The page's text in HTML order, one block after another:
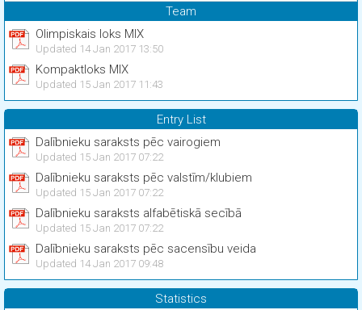
Team
Olimpiskais loks MIX
Updated 14 Jan 2017 13:50
Kompaktloks MIX
Updated 15 Jan 2017 11:43
Entry List
Dalībnieku saraksts pēc vairogiem
Updated 15 Jan 2017 07:22
Dalībnieku saraksts pēc valstīm/klubiem
Updated 15 Jan 2017 07:22
Dalībnieku saraksts alfabētiskā secībā
Updated 15 Jan 2017 07:22
Dalībnieku saraksts pēc sacensību veida
Updated 14 Jan 2017 09:48
Statistics